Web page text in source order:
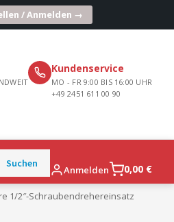
/ Anmelden →
Kundenservice
MO - FR 9:00 BIS 16:00 UHR
+49 2451 611 00 90
Anmelden 0,00 €
1/2″-Schraubendrehereinsatz